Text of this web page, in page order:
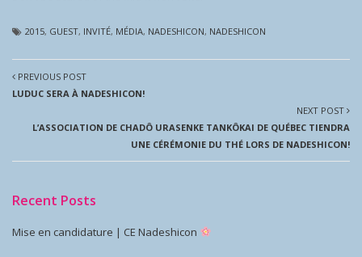
2015, GUEST, INVITÉ, MÉDIA, NADESHICON, NADESHICON
PREVIOUS POST
LUDUC​ SERA À NADESHICON!
NEXT POST
L’ASSOCIATION DE CHADÔ URASENKE TANKÔKAI DE QUÉBEC TIENDRA
UNE CÉRÉMONIE DU THÉ LORS DE NADESHICON!
Recent Posts
Mise en candidature | CE Nadeshicon